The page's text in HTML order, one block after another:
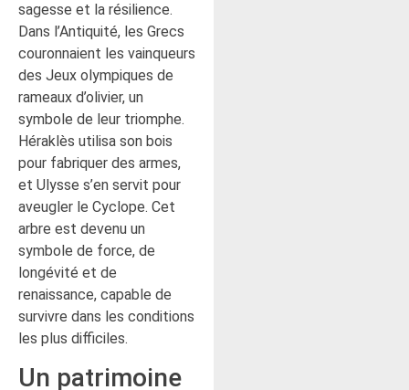
sagesse et la résilience.
Dans l’Antiquité, les Grecs
couronnaient les vainqueurs
des Jeux olympiques de
rameaux d’olivier, un
symbole de leur triomphe.
Héraklès utilisa son bois
pour fabriquer des armes,
et Ulysse s’en servit pour
aveugler le Cyclope. Cet
arbre est devenu un
symbole de force, de
longévité et de
renaissance, capable de
survivre dans les conditions
les plus difficiles.
Un patrimoine